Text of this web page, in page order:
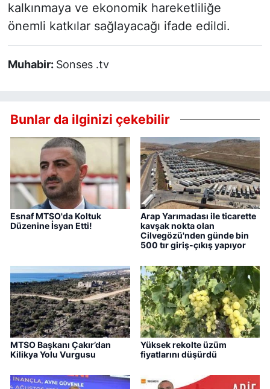
kalkınmaya ve ekonomik hareketliliğe
önemli katkılar sağlayacağı ifade edildi.
Muhabir: Sonses .tv
Bunlar da ilginizi çekebilir
Esnaf MTSO'da Koltuk
Düzenine İsyan Etti!
Arap Yarımadası ile ticarette
kavşak nokta olan
Cilvegözü'nden günde bin
500 tır giriş-çıkış yapıyor
MTSO Başkanı Çakır’dan
Kilikya Yolu Vurgusu
Yüksek rekolte üzüm
fiyatlarını düşürdü